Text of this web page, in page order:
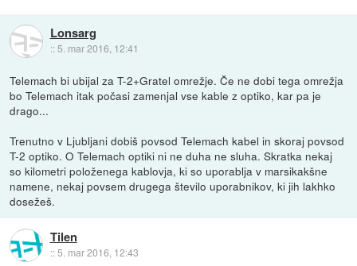
Lonsarg
:: 5. mar 2016, 12:41
Telemach bi ubijal za T-2+Gratel omrežje. Če ne dobi tega omrežja
bo Telemach itak počasi zamenjal vse kable z optiko, kar pa je
drago...
Trenutno v Ljubljani dobiš povsod Telemach kabel in skoraj povsod
T-2 optiko. O Telemach optiki ni ne duha ne sluha. Skratka nekaj
so kilometri položenega kablovja, ki so uporablja v marsikakšne
namene, nekaj povsem drugega število uporabnikov, ki jih lakhko
dosežeš.
Tilen
::5. mar 2016, 12:43